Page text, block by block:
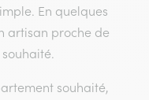
En quelques
artisan proche de
souhaité,